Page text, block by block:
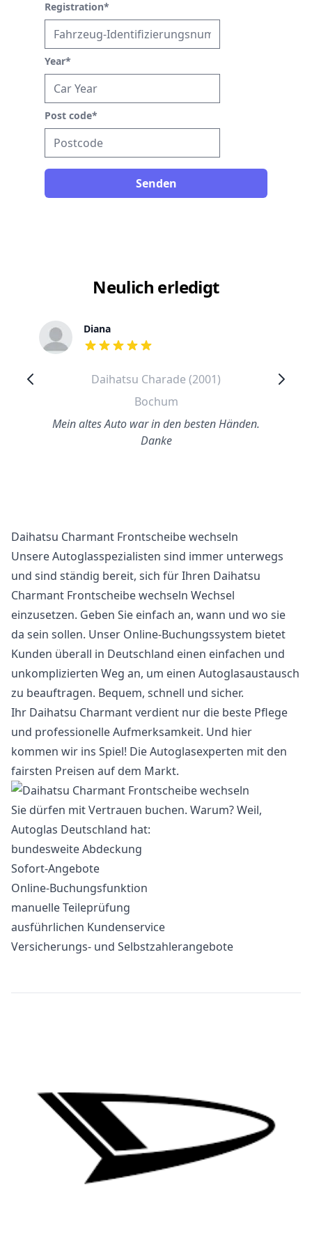
Registration*
Year*
Post code*
Senden
Neulich erledigt
Diana
out of 5 stars
Daihatsu Charade (2001)
Bochum
Mein altes Auto war in den besten Händen.
Danke
Daihatsu Charmant Frontscheibe wechseln
Unsere Autoglasspezialisten sind immer unterwegs
und sind ständig bereit, sich für Ihren Daihatsu
Charmant Frontscheibe wechseln Wechsel
einzusetzen. Geben Sie einfach an, wann und wo sie
da sein sollen. Unser Online-Buchungssystem bietet
Kunden überall in Deutschland einen einfachen und
unkomplizierten Weg an, um einen Autoglasaustausch
zu beauftragen. Bequem, schnell und sicher.
Ihr Daihatsu Charmant verdient nur die beste Pflege
und professionelle Aufmerksamkeit. Und hier
kommen wir ins Spiel! Die Autoglasexperten mit den
fairsten Preisen auf dem Markt.
Sie dürfen mit Vertrauen buchen. Warum? Weil,
Autoglas Deutschland hat:
bundesweite Abdeckung
Sofort-Angebote
Online-Buchungsfunktion
manuelle Teileprüfung
ausführlichen Kundenservice
Versicherungs- und Selbstzahlerangebote